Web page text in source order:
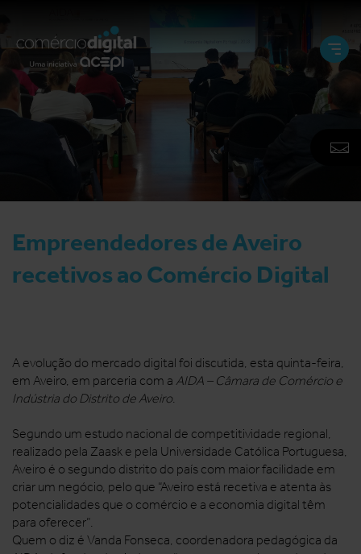
e
Empreendedores de Aveiro
recetivos ao Comércio Digital
A evolução do mercado digital foi discutida, esta quinta-feira,
em Aveiro, em parceria com a AIDA – Câmara de Comércio e
Indústria do Distrito de Aveiro.
Segundo um estudo nacional de competitividade regional,
realizado pela Zaask e pela Universidade Católica Portuguesa,
Aveiro é o segundo distrito do país com maior facilidade em
criar um negócio, pelo que “Aveiro está recetiva e atenta às
potencialidades que o comércio e a economia digital têm
para oferecer”.
Quem o diz é Vanda Fonseca, coordenadora pedagógica da